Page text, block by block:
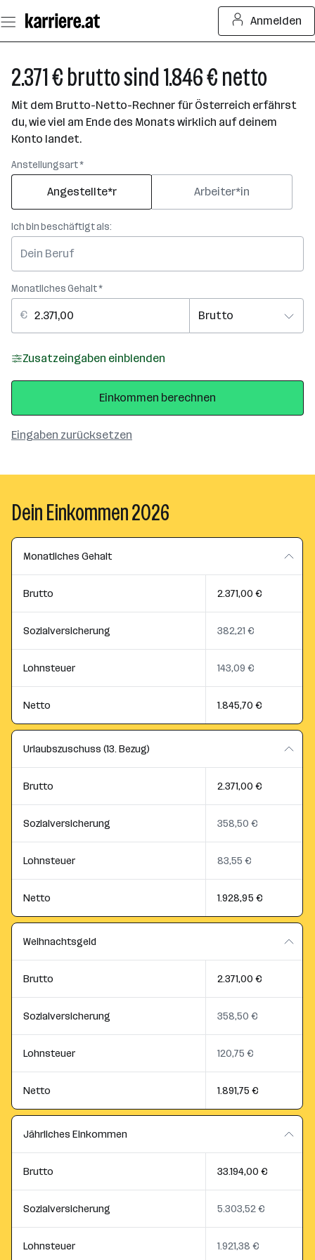
Seiteninhalt
springen
Anmelden
2.371 € brutto sind 1.846 € netto
Mit dem Brutto-Netto-Rechner für Österreich erfährst
du, wie viel am Ende des Monats wirklich auf deinem
Konto landet.
Anstellungsart *
Angestellte*r Arbeiter*in
Ich bin beschäftigt als:
Monatliches Gehalt *
Zusatzeingaben einblenden
Eingaben zurücksetzen
Einkommen berechnen
Dein Einkommen 2026
Monatliches Gehalt
Brutto 2.371,00 €
Sozialversicherung 382,21 €
Lohnsteuer 143,09 €
Netto 1.845,70 €
Urlaubszuschuss (13. Bezug)
Brutto 2.371,00 €
Sozialversicherung 358,50 €
Lohnsteuer 83,55 €
Netto 1.928,95 €
Weihnachtsgeld
Brutto 2.371,00 €
Sozialversicherung 358,50 €
Lohnsteuer 120,75 €
Netto 1.891,75 €
Jährliches Einkommen
Brutto 33.194,00 €
Sozialversicherung 5.303,52 €
Lohnsteuer 1.921,38 €